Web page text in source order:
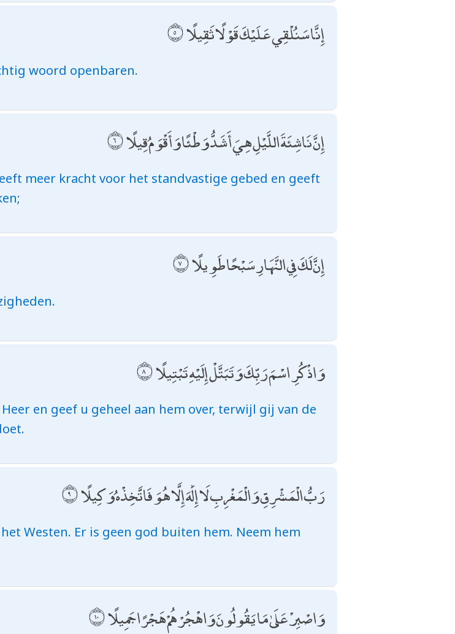
إِنَّا سَنُلْقِي عَلَيْكَ قَوْلًا ثَقِيلًا
woord openbaren.
إِنَّ نَاشِئَةَ اللَّيْلِ هِيَ أَشَدُّ وَطْئًا وَأَقْوَمُ قِيلًا
meer kracht voor het standvastige gebed en geeft
إِنَّ لَكَ فِي النَّهَارِ سَبْحًا طَوِيلًا
وَاذْكُرِ اسْمَ رَبِّكَ وَتَبَتَّلْ إِلَيْهِ تَبْتِيلًا
en geef u geheel aan hem over, terwijl gij van de
رَبُّ الْمَشْرِقِ وَالْمَغْرِبِ لَا إِلَٰهَ إِلَّا هُوَ فَاتَّخِذْهُ وَكِيلًا
Westen. Er is geen god buiten hem. Neem hem
وَاصْبِرْ عَلَىٰ مَا يَقُولُونَ وَاهْجُرْهُمْ هَجْرًا جَمِيلًا